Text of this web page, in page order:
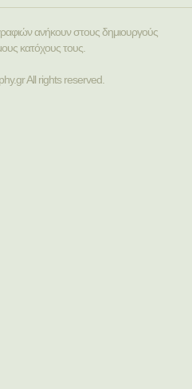
ανήκουν στους δημιουργούς
κατόχους τους.
All rights reserved.